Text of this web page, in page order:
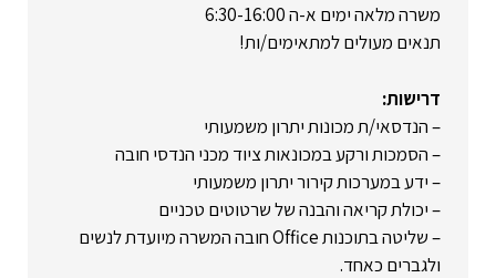
משרה מלאה ימים א-ה 6:30-16:00
תנאים מעולים למתאימים/ות!
דרישות:
– הנדסאי/ת מכונות יתרון משמעותי
– הסמכות ורקע במכונאות ציוד מכני הנדסי חובה
– ידע במערכות קירור יתרון משמעותי
– יכולת קריאה והבנה של שרטוטים טכניים
– שליטה בתוכנות Office חובה המשרה מיועדת לנשים
ולגברים כאחד.